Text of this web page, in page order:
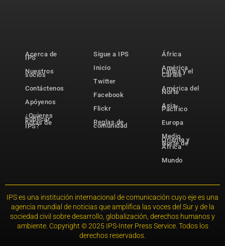
Acerca de
IPS
Nuestros
socios
Contáctenos
Apóyenos
¿Quieres
publicar
notas de
IPS?
Sigue a IPS
Inicio
Twitter
Facebook
Flickr
Reglas de
comunidad
África
América
Latina y el
Caribe
América del
Norte
Asia-
Pacífico
Europa
Medio
Oriente y
Norte de
África
Mundo
IPS es una institución internacional de comunicación cuyo eje es una
agencia mundial de noticias que amplifica las voces del Sur y de la
sociedad civil sobre desarrollo, globalización, derechos humanos y
ambiente. Copyright © 2025 IPS-Inter Press Service. Todos los
derechos reservados.